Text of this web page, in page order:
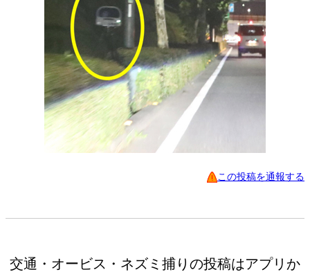
この投稿を通報する
交通・オービス・ネズミ捕りの投稿はアプリか